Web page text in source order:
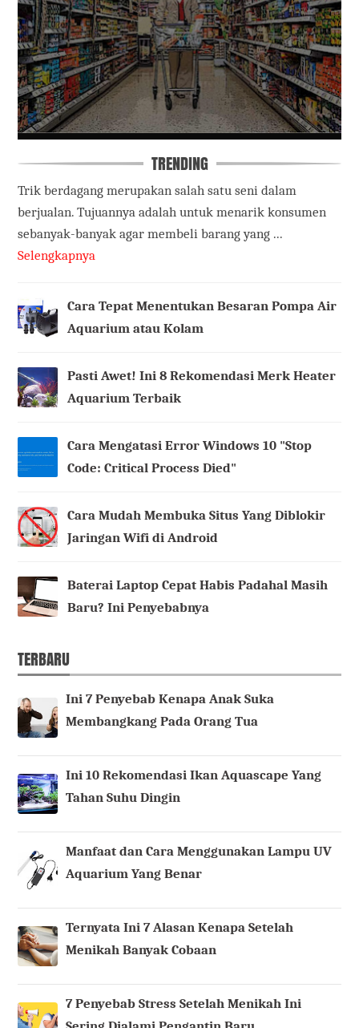
TRENDING
Trik berdagang merupakan salah satu seni dalam
berjualan. Tujuannya adalah untuk menarik konsumen
sebanyak-banyak agar membeli barang yang ...
Selengkapnya
Cara Tepat Menentukan Besaran Pompa Air
Aquarium atau Kolam
Pasti Awet! Ini 8 Rekomendasi Merk Heater
Aquarium Terbaik
Cara Mengatasi Error Windows 10 "Stop
Code: Critical Process Died"
Cara Mudah Membuka Situs Yang Diblokir
Jaringan Wifi di Android
Baterai Laptop Cepat Habis Padahal Masih
Baru? Ini Penyebabnya
TERBARU
Ini 7 Penyebab Kenapa Anak Suka
Membangkang Pada Orang Tua
Ini 10 Rekomendasi Ikan Aquascape Yang
Tahan Suhu Dingin
Manfaat dan Cara Menggunakan Lampu UV
Aquarium Yang Benar
Ternyata Ini 7 Alasan Kenapa Setelah
Menikah Banyak Cobaan
7 Penyebab Stress Setelah Menikah Ini